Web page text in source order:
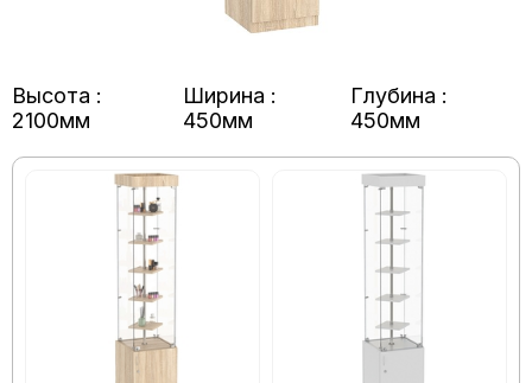
Высота :
2100мм
Ширина :
450мм
Глубина :
450мм